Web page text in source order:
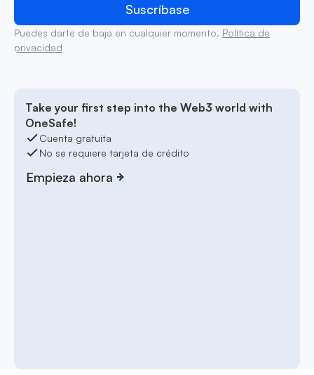
Puedes darte de baja en cualquier momento. Política de
privacidad
Take your first step into the Web3 world with
OneSafe!
Cuenta gratuita
No se requiere tarjeta de crédito
Empieza ahora